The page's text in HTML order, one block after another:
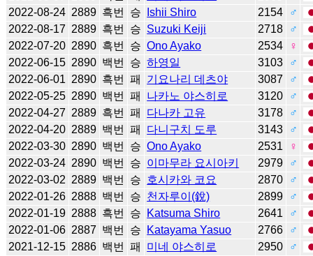
2022-08-24 2889 흑번 승 Ishii Shiro 2154
♂
2022-08-17 2889 흑번 승 Suzuki Keiji 2718
♂
2022-07-20 2890 흑번 승 Ono Ayako 2534
♀
2022-06-15 2890 백번 승 하영일 3103
♂
2022-06-01 2890 흑번 패 기요나리 데츠야 3087
♂
2022-05-25 2890 백번 패 나카노 야스히로 3120
♂
2022-04-27 2889 흑번 패 다나카 고유 3178
♂
2022-04-20 2889 백번 패 다니구치 도루 3143
♂
2022-03-30 2890 백번 승 Ono Ayako 2531
♀
2022-03-24 2890 백번 승 이마무라 요시아키 2979
♂
2022-03-02 2889 백번 승 호시카와 코요 2870
♂
2022-01-26 2888 백번 승 천자루이(銳) 2899
♂
2022-01-19 2888 흑번 승 Katsuma Shiro 2641
♂
2022-01-06 2887 백번 승 Katayama Yasuo 2766
♂
2021-12-15 2886 백번 패 미네 야스히로 2950
♂